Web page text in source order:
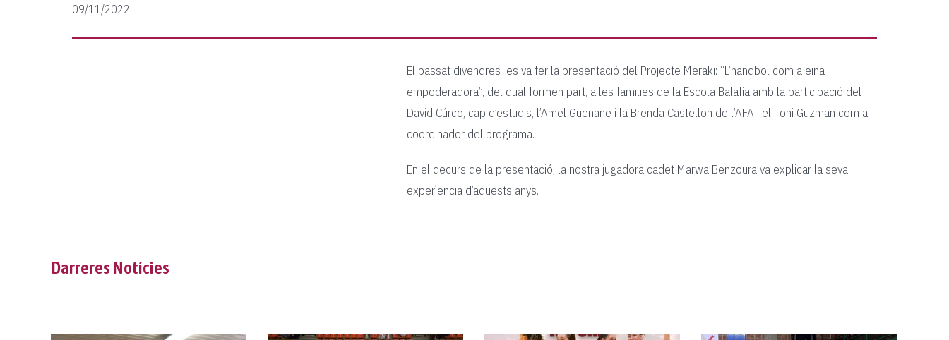
09/11/2022
El passat divendres es va fer la presentació del Projecte Meraki: “L’handbol com a eina
empoderadora”, del qual formen part, a les families de la Escola Balafia amb la participació del
David Cúrco, cap d’estudis, l’Amel Guenane i la Brenda Castellon de l’AFA i el Toni Guzman com a
coordinador del programa.
En el decurs de la presentació, la nostra jugadora cadet Marwa Benzoura va explicar la seva
experìencia d’aquests anys.
Darreres Notícies